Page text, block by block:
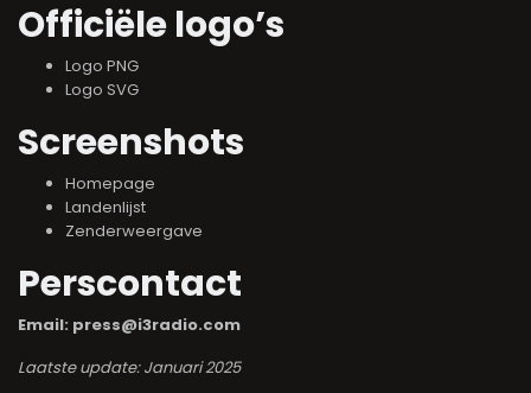
Officiële logo’s
Logo PNG
Logo SVG
Screenshots
Homepage
Landenlijst
Zenderweergave
Perscontact
Email: press@i3radio.com
Laatste update: Januari 2025